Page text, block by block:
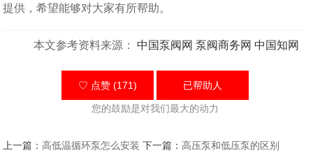
提供，希望能够对大家有所帮助。
本文参考资料来源： 中国泵阀网 泵阀商务网 中国知网
♡ 点赞 (171) 已帮助 人
您的鼓励是对我们最大的动力
上一篇：高低温循环泵怎么安装 下一篇：高压泵和低压泵的区别